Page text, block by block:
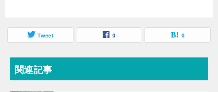
Tweet 0 0
関連記事